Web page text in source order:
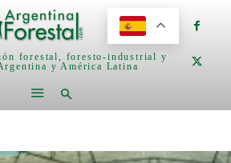
forestal, foresto-industrial y
y América Latina